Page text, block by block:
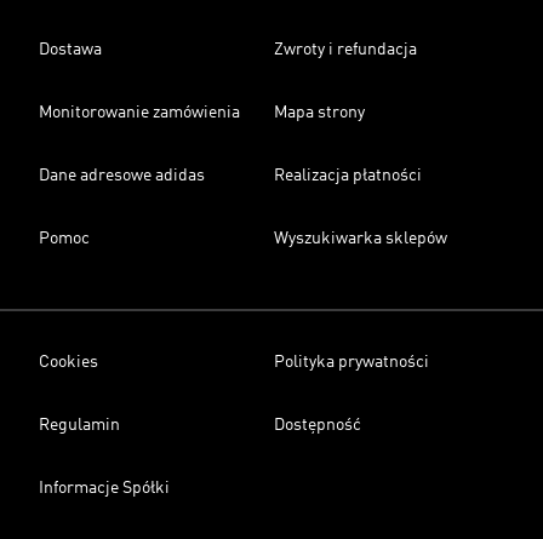
Dostawa Zwroty i refundacja
Monitorowanie zamówienia Mapa strony
Dane adresowe adidas Realizacja płatności
Pomoc Wyszukiwarka sklepów
Cookies Polityka prywatności
Regulamin Dostępność
Informacje Spółki